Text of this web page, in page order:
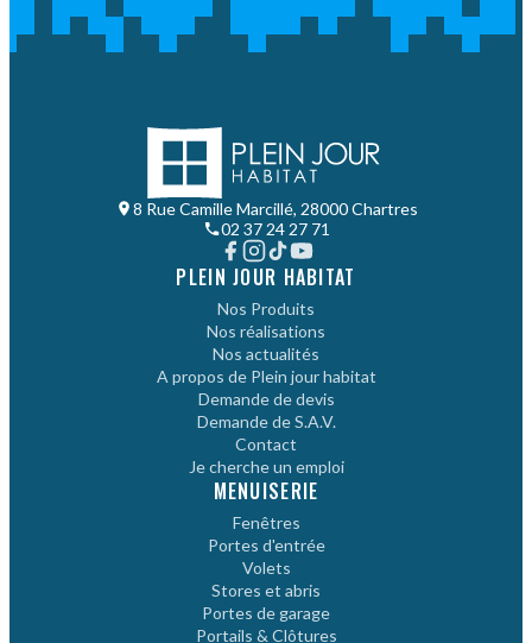
8 Rue Camille Marcillé, 28000 Chartres
02 37 24 27 71
PLEIN JOUR HABITAT
Nos Produits
Nos réalisations
Nos actualités
A propos de Plein jour habitat
Demande de devis
Demande de S.A.V.
Contact
Je cherche un emploi
MENUISERIE
Fenêtres
Portes d'entrée
Volets
Stores et abris
Portes de garage
Portails & Clôtures